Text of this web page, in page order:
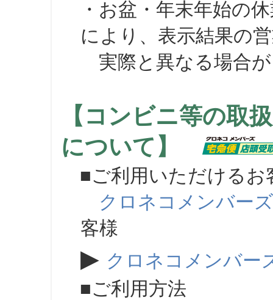
・お盆・年末年始の
により、表示結果の
実際と異なる場合が
【コンビニ等の取
について】
■ご利用いただけるお
クロネコメンバーズ
客様
▶ クロネコメンバー
■ご利用方法